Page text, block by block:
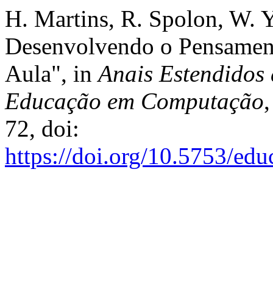
H. Martins, R. Spolon, W.
Desenvolvendo o
Aula", inAnais
Educação em Computação
72, doi:
https://doi.org/10.5753/